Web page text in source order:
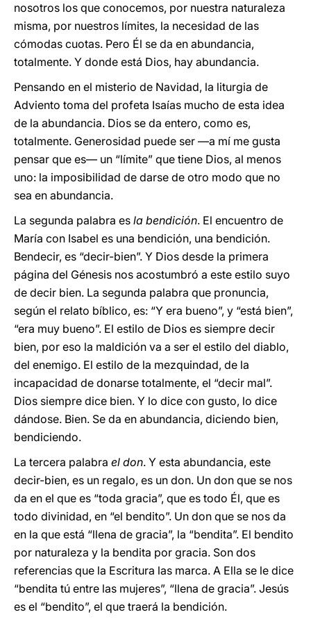
nosotros los que conocemos, por nuestra naturaleza
misma, por nuestros límites, la necesidad de las
cómodas cuotas. Pero Él se da en abundancia,
totalmente. Y donde está Dios, hay abundancia.
Pensando en el misterio de Navidad, la liturgia de
Adviento toma del profeta Isaías mucho de esta idea
de la abundancia. Dios se da entero, como es,
totalmente. Generosidad puede ser —a mí me gusta
pensar que es— un “límite” que tiene Dios, al menos
uno: la imposibilidad de darse de otro modo que no
sea en abundancia.
La segunda palabra es la bendición. El encuentro de
María con Isabel es una bendición, una bendición.
Bendecir, es “decir-bien”. Y Dios desde la primera
página del Génesis nos acostumbró a este estilo suyo
de decir bien. La segunda palabra que pronuncia,
según el relato bíblico, es: “Y era bueno”, y “está bien”,
“era muy bueno”. El estilo de Dios es siempre decir
bien, por eso la maldición va a ser el estilo del diablo,
del enemigo. El estilo de la mezquindad, de la
incapacidad de donarse totalmente, el “decir mal”.
Dios siempre dice bien. Y lo dice con gusto, lo dice
dándose. Bien. Se da en abundancia, diciendo bien,
bendiciendo.
La tercera palabra el don. Y esta abundancia, este
decir-bien, es un regalo, es un don. Un don que se nos
da en el que es “toda gracia”, que es todo Él, que es
todo divinidad, en “el bendito”. Un don que se nos da
en la que está “llena de gracia”, la “bendita”. El bendito
por naturaleza y la bendita por gracia. Son dos
referencias que la Escritura las marca. A Ella se le dice
“bendita tú entre las mujeres”, “llena de gracia”. Jesús
es el “bendito”, el que traerá la bendición.